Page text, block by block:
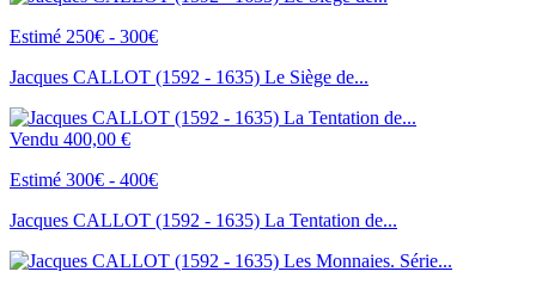
Estimé 250€ - 300€
Jacques CALLOT (1592 - 1635) Le Siège de...
Vendu 400,00 €
Estimé 300€ - 400€
Jacques CALLOT (1592 - 1635) La Tentation de...